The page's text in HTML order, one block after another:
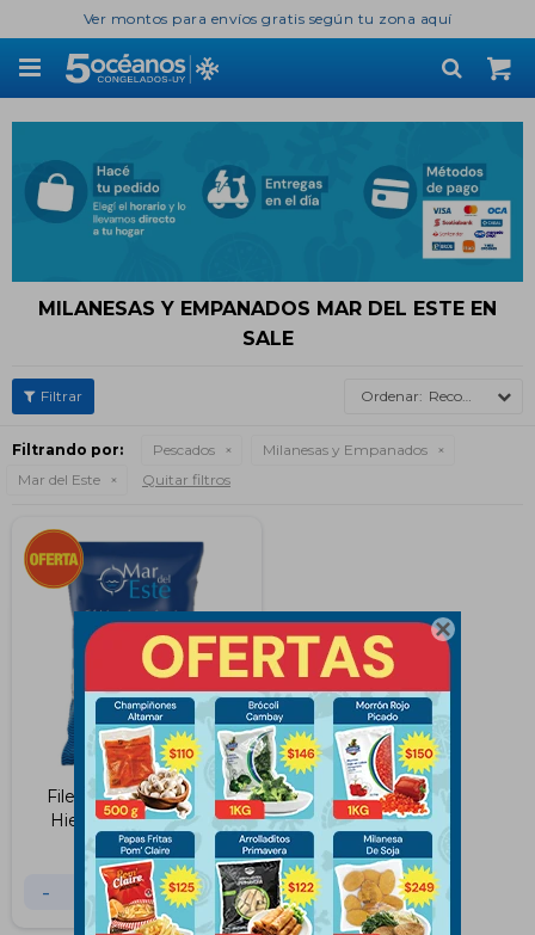

Ver montos para envíos gratis según tu zona aquí

MILANESAS Y EMPANADOS MAR DEL ESTE EN
SALE
Recomendados
Filtrando por: Pescados
Milanesas y Empanados
Mar del Este
Quitar filtros
Filet de Merluza Finas
Hierbas Mar del Este
500Grs
279 $ 299
- +